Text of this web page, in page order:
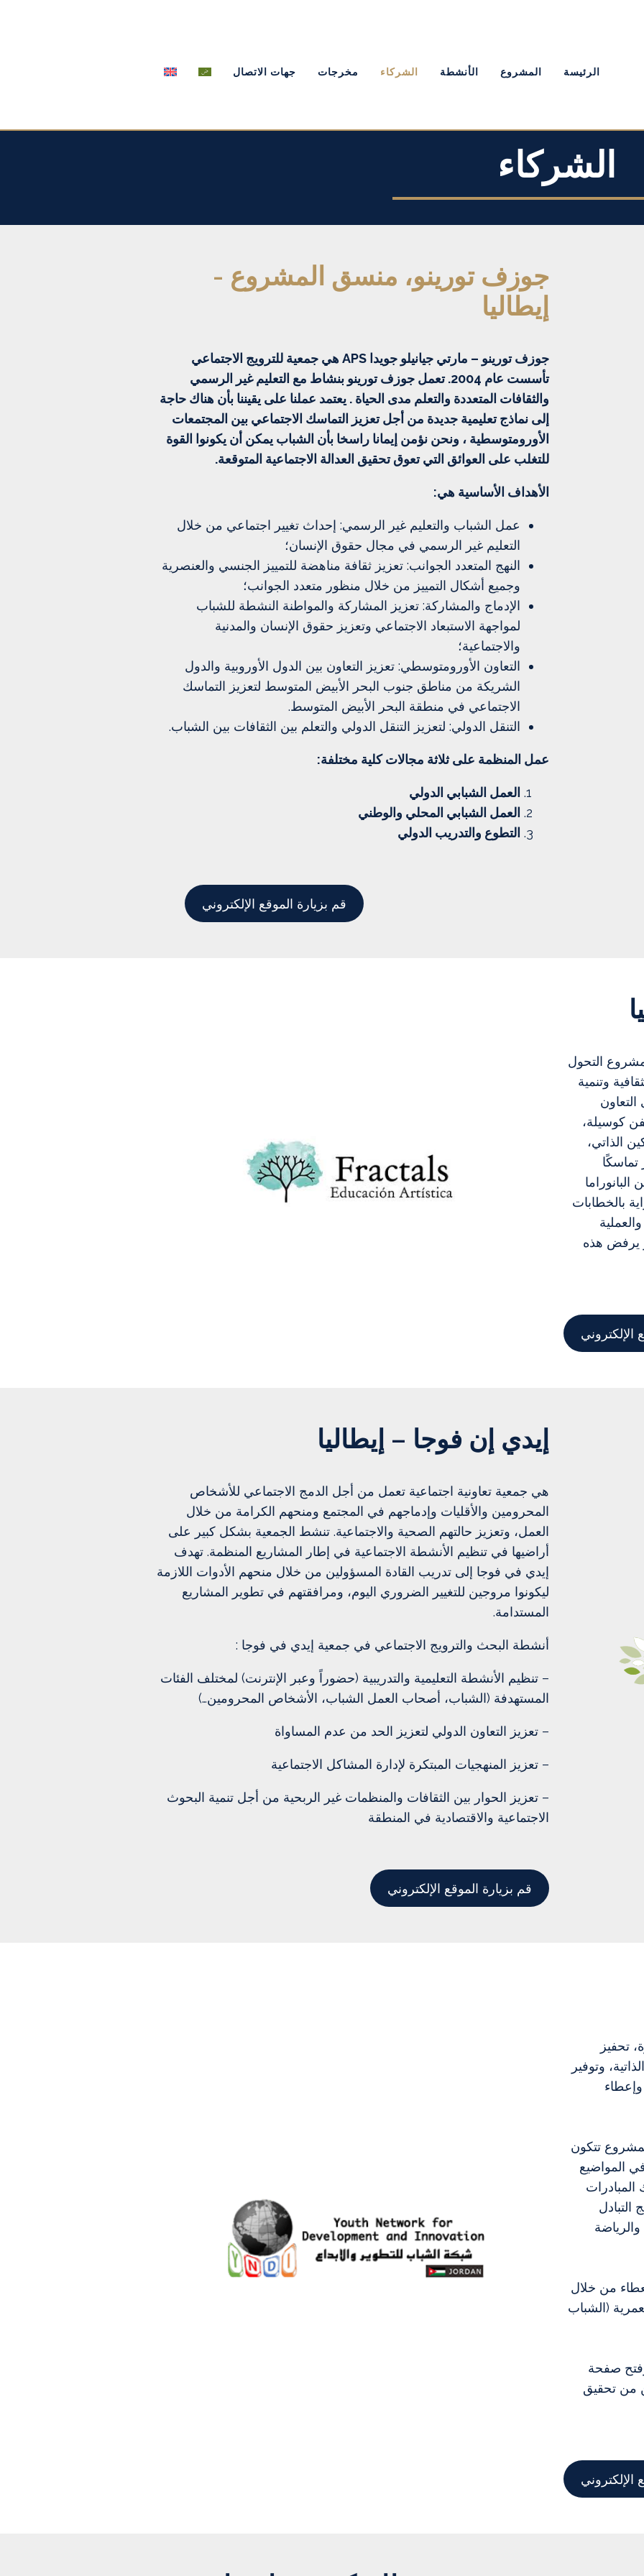
الرئيسة المشروع الأنشطة الشركاء مخرجات جهات الاتصال
الشركاء
جوزف تورينو، منسق المشروع -
إيطاليا
جوزف تورينو – مارتي جيانيلو جويدا APS هي جمعية للترويج الاجتماعي
تأسست عام 2004. تعمل جوزف تورينو بنشاط مع التعليم غير الرسمي
والثقافات المتعددة والتعلم مدى الحياة . يعتمد عملنا على يقيننا بأن هناك حاجة
إلى نماذج تعليمية جديدة من أجل تعزيز التماسك الاجتماعي بين المجتمعات
الأورومتوسطية ، ونحن نؤمن إيمانا راسخا بأن الشباب يمكن أن يكونوا القوة
للتغلب على العوائق التي تعوق تحقيق العدالة الاجتماعية المتوقعة.
الأهداف الأساسية هي:
عمل الشباب والتعليم غير الرسمي: إحداث تغيير اجتماعي من خلال
التعليم غير الرسمي في مجال حقوق الإنسان؛
النهج المتعدد الجوانب: تعزيز ثقافة مناهضة للتمييز الجنسي والعنصرية
وجميع أشكال التمييز من خلال منظور متعدد الجوانب؛
الإدماج والمشاركة: تعزيز المشاركة والمواطنة النشطة للشباب
لمواجهة الاستبعاد الاجتماعي وتعزيز حقوق الإنسان والمدنية
والاجتماعية؛
التعاون الأورومتوسطي: تعزيز التعاون بين الدول الأوروبية والدول
الشريكة من مناطق جنوب البحر الأبيض المتوسط لتعزيز التماسك
الاجتماعي في منطقة البحر الأبيض المتوسط.
التنقل الدولي: لتعزيز التنقل الدولي والتعلم بين الثقافات بين الشباب.
عمل المنظمة على ثلاثة مجالات كلية مختلفة:
العمل الشبابي الدولي
العمل الشبابي المحلي والوطني
التطوع والتدريب الدولي
قم بزيارة الموقع الإلكتروني
تأسست عام 2017 لتطوير مشروع التحول
وتنمية
كوسيلة،
الذاتي،
تماسكًا
بالخطابات
يرفض هذه
الإلكتروني
إيدي إن فوجا – إيطاليا
هي جمعية تعاونية اجتماعية تعمل من أجل الدمج الاجتماعي للأشخاص
المحرومين والأقليات وإدماجهم في المجتمع ومنحهم الكرامة من خلال
العمل، وتعزيز حالتهم الصحية والاجتماعية. تنشط الجمعية بشكل كبير على
أراضيها في تنظيم الأنشطة الاجتماعية في إطار المشاريع المنظمة. تهدف
إيدي في فوجا إلى تدريب القادة المسؤولين من خلال منحهم الأدوات اللازمة
ليكونوا مروجين للتغيير الضروري اليوم، ومرافقتهم في تطوير المشاريع
المستدامة.
أنشطة البحث والترويج الاجتماعي في جمعية إيدي في فوجا :
– تنظيم الأنشطة التعليمية والتدريبية (حضوراً وعبر الإنترنت) لمختلف الفئات
المستهدفة (الشباب، أصحاب العمل الشباب، الأشخاص المحرومين…)
– تعزيز التعاون الدولي لتعزيز الحد من عدم المساواة
– تعزيز المنهجيات المبتكرة لإدارة المشاكل الاجتماعية
– تعزيز الحوار بين الثقافات والمنظمات غير الربحية من أجل تنمية البحوث
الاجتماعية والاقتصادية في المنطقة
قم بزيارة الموقع الإلكتروني
تحفيز
وتوفير
تتكون
المواضيع
المبادرات
التبادل
من خلال
(الشباب
وفتح صفحة
من تحقيق
الإلكتروني